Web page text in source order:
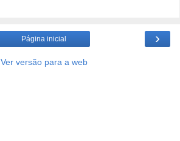
›
Página inicial
Ver versão para a web